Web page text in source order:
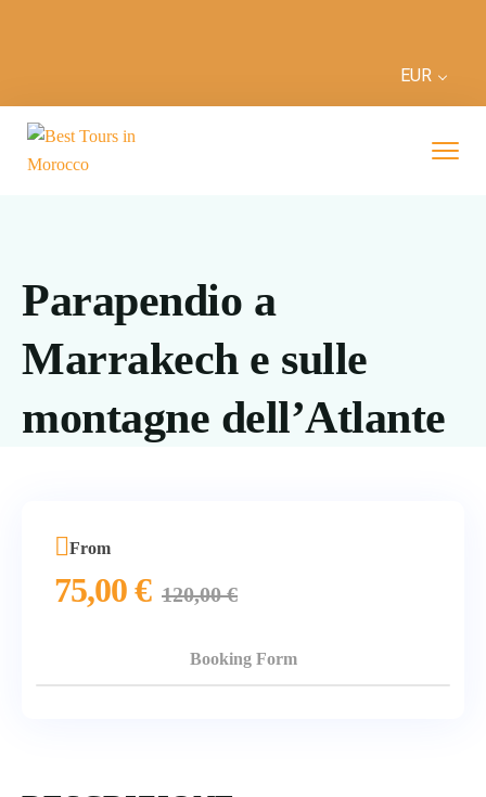
EUR
Parapendio a
Marrakech e sulle
montagne dell’Atlante
From
75,00€ 120,00€
Booking Form